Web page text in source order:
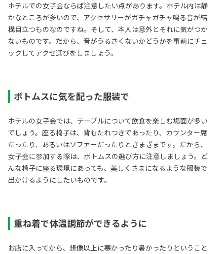
ホテルでの女子会ならば注意したい点があります。ホテル内は静
かなところが多いので、アクセサリーがガチャガチャ鳴る音が結
構目立つものなのですね。そして、本人は意外とそれに気がつか
ないものです。だから、音がうるさくないかどうかを事前にチェ
ックしてアクセ選びをしましょう。
ボトムスに気を配った服装で
ホテルの女子会では、テーブルについて飲食を楽しむ場面が多い
でしょう。座る椅子は、背もたれつきであったり、カウンター席
だったり、あるいはソファーだったりとさまざまです。だから、
女子会に参加する際は、ボトムスの選び方に注意しましょう。ど
んな椅子に座る環境にあっても、美しくさまになるような服装で
出かけるようにしたいものです。
重ね着で体温調節ができるように
お店に入ってから、想像以上に寒かったり暑かったりということ